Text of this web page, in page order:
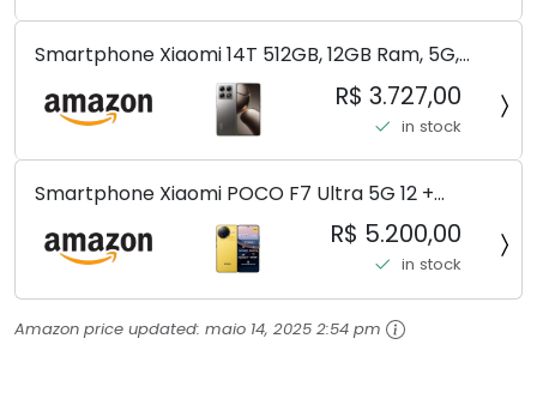
Smartphone Xiaomi 14T 512GB, 12GB Ram, 5G,
Leica, Cinza - no Brasil
R$ 3.727,00
in stock
Smartphone Xiaomi POCO F7 Ultra 5G 12 +
256GB/16+512GB Processador Snapdragon 8 Elite
Top de Linha Chip VisionBoost D7 para Jogos
Pesados Tela Flow AMOLED 2K...
R$ 5.200,00
in stock
Amazon price updated: maio 14, 2025 2:54 pm